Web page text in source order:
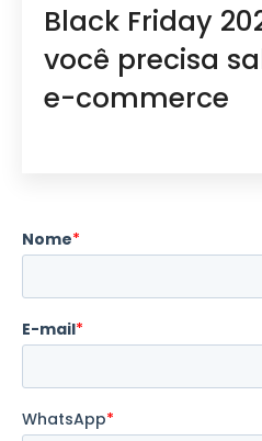
Black Friday
você precisa
e-commerce